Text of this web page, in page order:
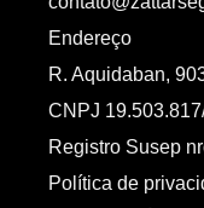
Endereço
R. Aquidaban,
CNPJ
Registro Susep
Política de